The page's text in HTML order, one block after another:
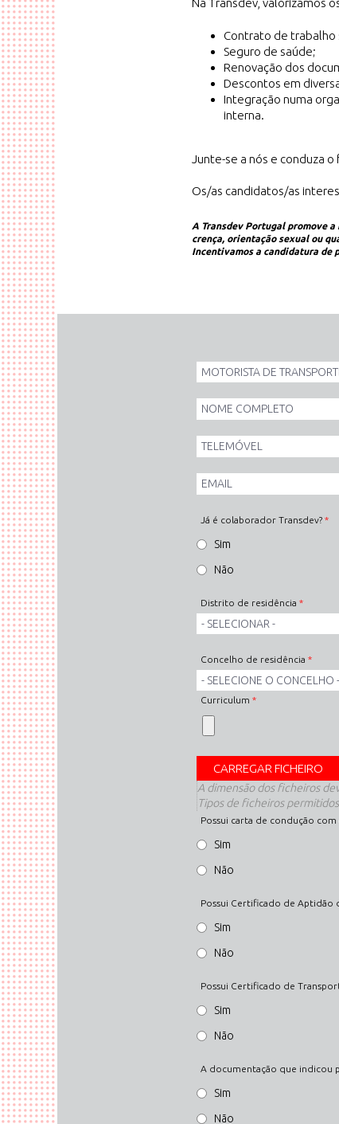
Na Transdev, valorizamos
Contrato de trabalho
Seguro de saúde;
Renovação dos
Descontos em
Integração numa
interna.
Junte-se a nós e conduza
Os/as candidatos/as
A Transdev Portugal promove
crença, orientação sexual ou
Incentivamos a candidatura de
Id
Oferta
de
Emprego
*
Nome
Completo
Telemóvel
*
Email
*
Já é colaborador Transdev? *
Sim
Não
Distrito de residência *
Concelho de residência *
Curriculum *
A dimensão dos ficheiros
Tipos de ficheiros
Possui carta de condução com
Sim
Não
Possui Certificado de Aptidão
Sim
Não
Possui Certificado de
Sim
Não
A documentação que indicou
Sim
Não